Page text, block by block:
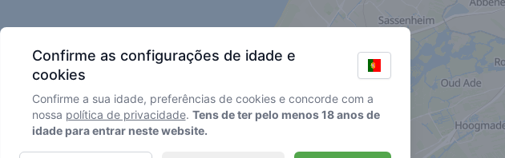
Confirme as configurações de idade e
cookies
Confirme a sua idade, preferências de cookies e concorde com a
nossa política de privacidade. Tens de ter pelo menos 18 anos de
idade para entrar neste website.